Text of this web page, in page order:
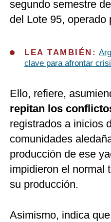
segundo semestre
del Lote 95, operado
LEA TAMBIÉN:
clave para afrontar
Ello, refiere,
repitan los
registrados a inicios
comunidades
producción de ese
impidieron el normal
su producción.
Asimismo, indica